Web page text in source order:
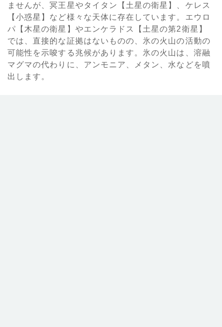
ませんが、冥王星やタイタン【土星の衛星】、ケレス
【小惑星】など様々な天体に存在しています。エウロ
パ【木星の衛星】やエンケラドス【土星の第2衛星】
では、直接的な証拠はないものの、氷の火山の活動の
可能性を示唆する兆候があります。氷の火山は、溶融
マグマの代わりに、アンモニア、メタン、水などを噴
出します。